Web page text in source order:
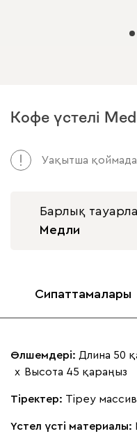
Кофе үстелі
Уақытша
Барлық
Медли
Сипаттамалары
Өлшемдері: Длина 50
х Высота 45 қараңыз
Тіректер: Тіреу
Үстел үсті материалы: